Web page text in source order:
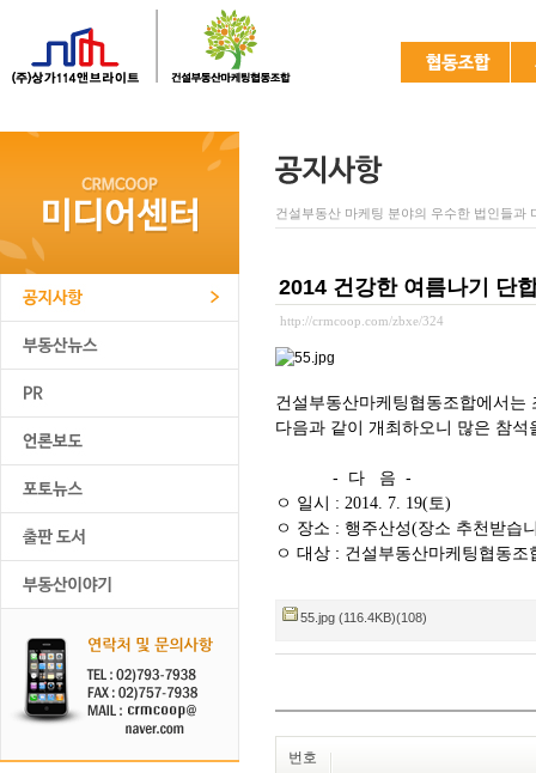
건설부동산 마케팅 분야의 우수한 법인들과
2014 건강한 여름나기 단
http://crmcoop.com/zbxe/324
건설부동산마케팅협동조합에서
다음과 같이 개최하오니 많은 참석
- 다 음 -
ㅇ 일시 : 2014. 7. 19(토)
ㅇ 장소 : 행주산성(장소 추천받습
ㅇ 대상 : 건설부동산마케팅협동
55.jpg (116.4KB)(108)
번호